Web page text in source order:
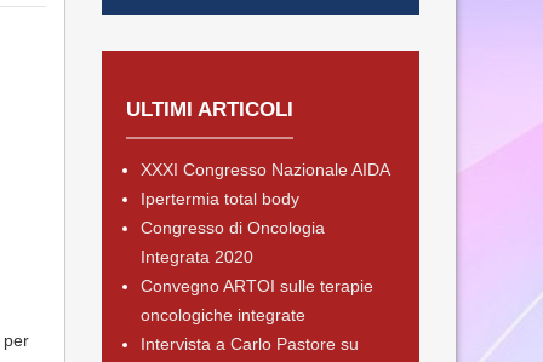
per
ULTIMI ARTICOLI
XXXI Congresso Nazionale AIDA
Ipertermia total body
Congresso di Oncologia
Integrata 2020
Convegno ARTOI sulle terapie
oncologiche integrate
Intervista a Carlo Pastore su